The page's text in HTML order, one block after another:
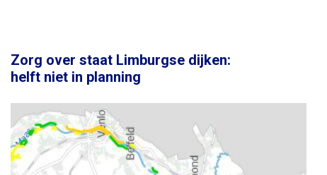
Zorg over staat Limburgse dijken:
helft niet in planning